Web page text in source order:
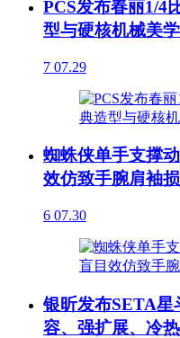
PCS发布春丽1/4
型与硬核机械美学
7 07.29
蜘蛛侠单手支撑
效仿致手腕肩袖
6 07.30
银昕发布SETA
容、强扩展、冷